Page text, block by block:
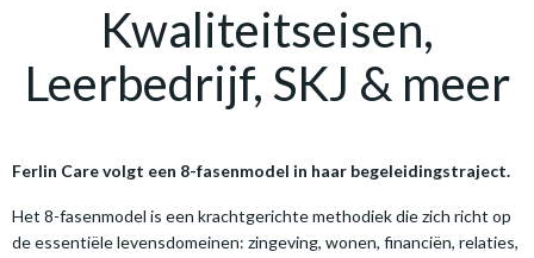
Kwaliteitseisen,
Leerbedrijf, SKJ & meer
Ferlin Care volgt een 8-fasenmodel in haar begeleidingstraject.
Het 8-fasenmodel is een krachtgerichte methodiek die zich richt op
de essentiële levensdomeinen: zingeving, wonen, financiën, relaties,